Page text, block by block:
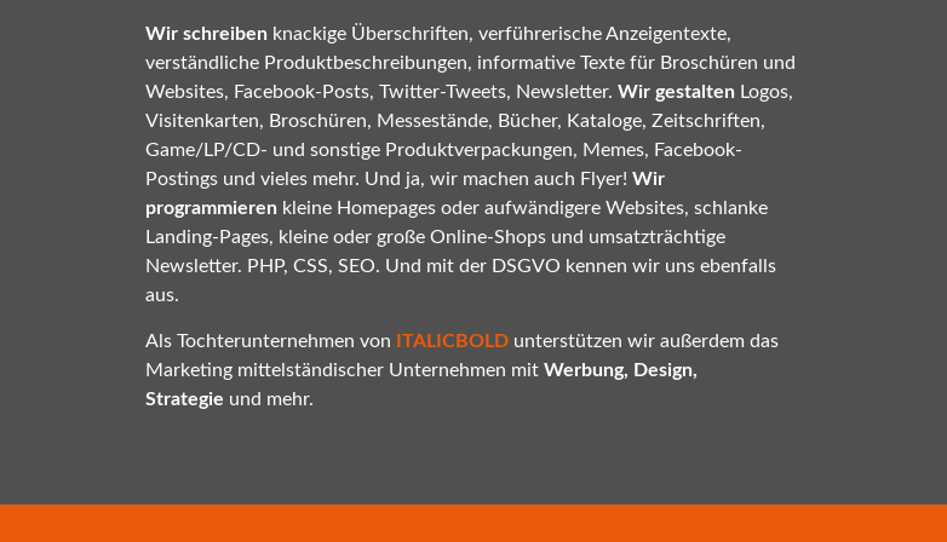
Wir schreiben knackige Überschriften, verführerische Anzeigentexte,
verständliche Produktbeschreibungen, informative Texte für Broschüren und
Websites, Facebook-Posts, Twitter-Tweets, Newsletter. Wir gestalten Logos,
Visitenkarten, Broschüren, Messestände, Bücher, Kataloge, Zeitschriften,
Game/LP/CD- und sonstige Produktverpackungen, Memes, Facebook-
Postings und vieles mehr. Und ja, wir machen auch Flyer! Wir
programmieren kleine Homepages oder aufwändigere Websites, schlanke
Landing-Pages, kleine oder große Online-Shops und umsatzträchtige
Newsletter. PHP, CSS, SEO. Und mit der DSGVO kennen wir uns ebenfalls
aus.
Als Tochterunternehmen von ITALICBOLD unterstützen wir außerdem das
Marketing mittelständischer Unternehmen mit Werbung, Design,
Strategie und mehr.